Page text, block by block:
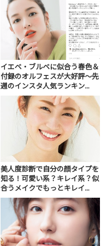
イエベ・ブルベに似合う春色＆
付録のオルフェスが大好評～先
週のインスタ人気ランキン...
美人度診断で自分の顔タイプを
知る！可愛い系？キレイ系？似
合うメイクでもっとキレイ...